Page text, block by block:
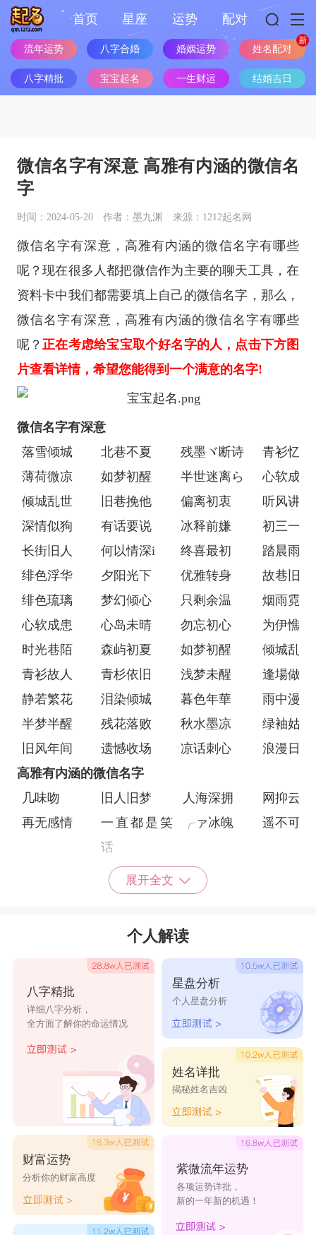
首页 星座 运势 配对
流年运势 八字合婚 婚姻运势 姓名配对
八字精批 宝宝起名 一生财运 结婚吉日
微信名字有深意 高雅有内涵的微信名
字
时间：2024-05-20 作者：墨九渊 来源：1212起名网
微信名字有深意，高雅有内涵的微信名字有哪些
呢？现在很多人都把微信作为主要的聊天工具，在
资料卡中我们都需要填上自己的微信名字，那么，
微信名字有深意，高雅有内涵的微信名字有哪些
呢？正在考虑给宝宝取个好名字的人，点击下方图
片查看详情，希望您能得到一个满意的名字!
微信名字有深意
落雪倾城
北巷不夏 残墨ヾ断诗
青衫忆笙
薄荷微凉
如梦初醒 半世迷离ら
心软成患
倾城乱世
旧巷挽他 偏离初衷
听风讲你
深情似狗
有话要说 冰释前嫌
初三一班
长街旧人
何以情深i 终喜最初
踏晨雨燕
绯色浮华
夕阳光下 优雅转身
故巷旧人
绯色琉璃
梦幻倾心 只剩余温
烟雨霓裳
心软成患
心岛未晴 勿忘初心
为伊憔悴
时光巷陌
森屿初夏 如梦初醒
倾城乱世
青衫故人
青杉依旧 浅梦未醒
逢場做戲
静若繁花
泪染倾城 暮色年華
雨中漫步
半梦半醒
残花落败 秋水墨凉
绿袖姑娘
旧风年间
遗憾收场 凉话刺心
浪漫日落
高雅有内涵的微信名字
几味吻
旧人旧梦 人海深拥
网抑云
再无感情
一直都是笑
话
╭ァ冰魄 遥不可及
夜未央樱花
故巷旧人
试着坚强
点ゝ
吻干陈涙
她又失约了
华
离别前的温
柔
故事只
说
一丝苦笑
唯念那抹少
年蓝
烟酒不差. 书信起笔
我是你的大
诗人的血液 扑过去抱你
不懂什
温柔
卡夫卡的熊
美好ˋ只因有
你
清尊素影
言不由衷 软耳兔兔
心口的朱砂
痣
展开全文
个人解读
八字精批
详细八字分析，
全方面了解你的命运情况
财富运势
分析你的财富高度
星盘分析
个人星盘分析
姓名详批
揭秘姓名吉凶
紫微流年运势
各项运势详批，
新的一年新的机遇！